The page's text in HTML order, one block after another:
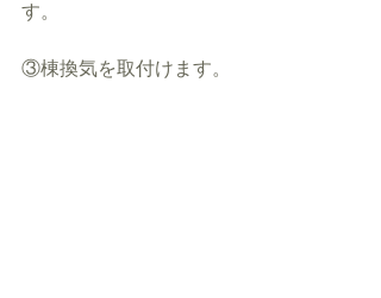
す。
③棟換気を取付けます。